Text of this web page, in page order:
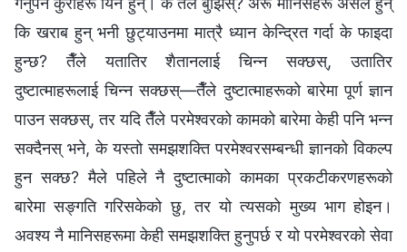
कि खराब हुन् भनी छुट्याउनमा मात्रै ध्यान केन्द्रित गर्दा के फाइदा
हुन्छ? तैँले यतातिर शैतानलाई चिन्‍न सक्छस्, उतातिर
दुष्टात्माहरूलाई चिन्‍न सक्छस्—तैँले दुष्टात्माहरूको बारेमा पूर्ण ज्ञान
पाउन सक्छस्, तर यदि तैँले परमेश्‍वरको कामको बारेमा केही पनि भन्‍न
सक्दैनस् भने, के यस्तो समझशक्ति परमेश्‍वरसम्‍बन्धी ज्ञानको विकल्प
हुन सक्छ? मैले पहिले नै दुष्टात्माको कामका प्रकटीकरणहरूको
बारेमा सङ्गति गरिसकेको छु, तर यो त्यसको मुख्य भाग होइन।
अवश्य नै मानिसहरूमा केही समझशक्ति हुनुपर्छ र यो परमेश्‍वरको सेवा